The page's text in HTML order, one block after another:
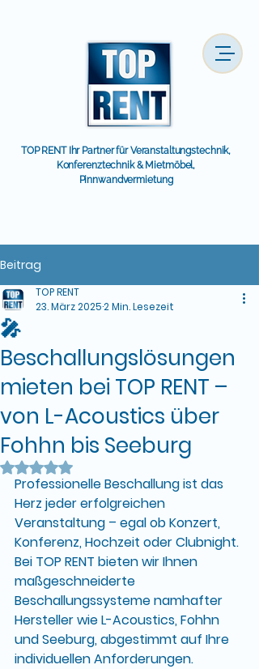
TOP RENT Ihr Partner für Veranstaltungstechnik,
Konferenztechnik & Mietmöbel,
Pinnwandvermietung
Beitrag
🎤
Beschallungslösungen
mieten bei TOP RENT –
von L-Acoustics über
Fohhn bis Seeburg
TOP RENT
23. März 20252 Min. Lesezeit
Mit NaN von 5 Sternen bewertet.
Professionelle Beschallung ist das
Herz jeder erfolgreichen
Veranstaltung – egal ob Konzert,
Konferenz, Hochzeit oder Clubnight.
Bei TOP RENT bieten wir Ihnen
maßgeschneiderte
Beschallungssysteme namhafter
Hersteller wie L-Acoustics, Fohhn
und Seeburg, abgestimmt auf Ihre
individuellen Anforderungen.